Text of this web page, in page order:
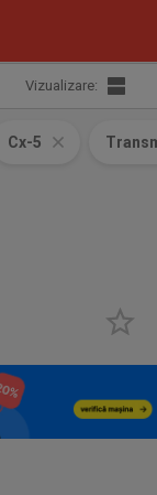
Vizualizare:
Cx-5